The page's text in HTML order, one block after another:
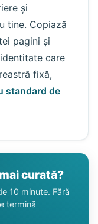
și
tine. Copiază
pagini și
care
fixă,
standard de
curată?
10 minute. Fără
termină